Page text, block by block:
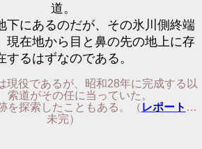
道。
下にあるのだが、その氷川側終端
現在地から目と鼻の先の地上に存
するはずなのである。
現役であるが、昭和28年に完成する以
索道がその任に当っていた。
を探索したこともある。（ レポート …
未完）